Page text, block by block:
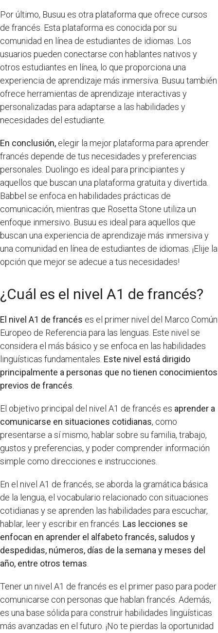
Por último, Busuu es otra plataforma que ofrece cursos
de francés. Esta plataforma es conocida por su
comunidad en línea de estudiantes de idiomas. Los
usuarios pueden conectarse con hablantes nativos y
otros estudiantes en línea, lo que proporciona una
experiencia de aprendizaje más inmersiva. Busuu también
ofrece herramientas de aprendizaje interactivas y
personalizadas para adaptarse a las habilidades y
necesidades del estudiante.
En conclusión, elegir la mejor plataforma para aprender
francés depende de tus necesidades y preferencias
personales. Duolingo es ideal para principiantes y
aquellos que buscan una plataforma gratuita y divertida.
Babbel se enfoca en habilidades prácticas de
comunicación, mientras que Rosetta Stone utiliza un
enfoque inmersivo. Busuu es ideal para aquellos que
buscan una experiencia de aprendizaje más inmersiva y
una comunidad en línea de estudiantes de idiomas. ¡Elije la
opción que mejor se adecue a tus necesidades!
¿Cuál es el nivel A1 de francés?
El nivel A1 de francés es el primer nivel del Marco Común
Europeo de Referencia para las lenguas. Este nivel se
considera el más básico y se enfoca en las habilidades
lingüísticas fundamentales. Este nivel está dirigido
principalmente a personas que no tienen conocimientos
previos de francés
El objetivo principal del nivel A1 de francés es aprender a
comunicarse en situaciones cotidianas, como
presentarse a sí mismo, hablar sobre su familia, trabajo,
gustos y preferencias, y poder comprender información
simple como direcciones e instrucciones.
En el nivel A1 de francés, se aborda la gramática básica
de la lengua, el vocabulario relacionado con situaciones
cotidianas y se aprenden las habilidades para escuchar,
hablar, leer y escribir en francés. Las lecciones se
enfocan en aprender el alfabeto francés, saludos y
despedidas, números, días de la semana y meses del
año, entre otros temas
Tener un nivel A1 de francés es el primer paso para poder
comunicarse con personas que hablan francés. Además,
es una base sólida para construir habilidades lingüísticas
más avanzadas en el futuro. ¡No te pierdas la oportunidad